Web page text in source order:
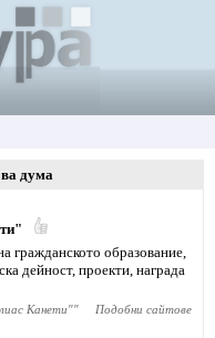
дума
гражданското образование,
дейност, проекти, награда
Канети"" Подобни сайтове